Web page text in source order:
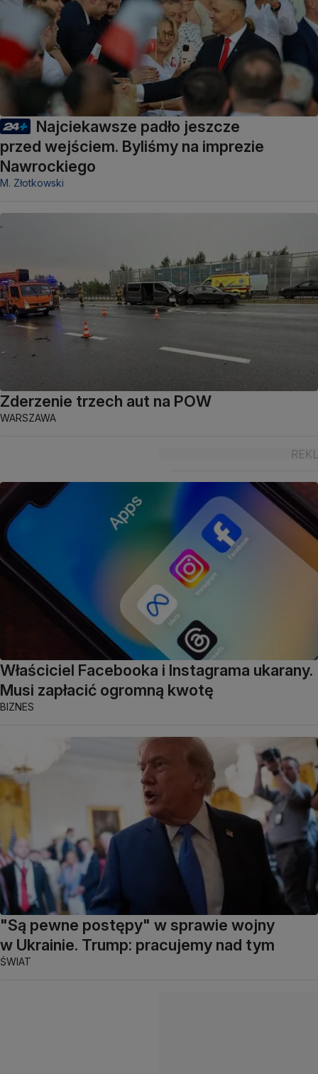
Najciekawsze padło jeszcze
przed wejściem. Byliśmy na imprezie
Nawrockiego
M. Złotkowski
Zderzenie trzech aut na POW
WARSZAWA
Właściciel Facebooka i Instagrama ukarany.
Musi zapłacić ogromną kwotę
BIZNES
"Są pewne postępy" w sprawie wojny
w Ukrainie. Trump: pracujemy nad tym
ŚWIAT